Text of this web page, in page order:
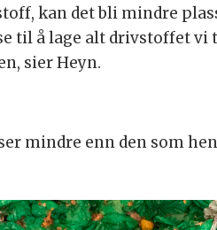
kan det bli mindre
til å lage alt drivstoffet vi
sier Heyn.
mindre enn den som